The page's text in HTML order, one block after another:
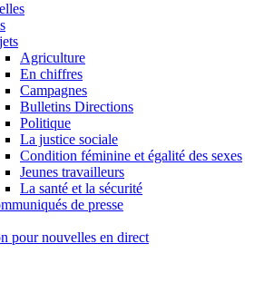
Agriculture
En chiffres
Campagnes
Bulletins Directions
Politique
La justice sociale
Condition féminine et égalité des sexes
Jeunes travailleurs
La santé et la sécurité
de presse
pour nouvelles en direct